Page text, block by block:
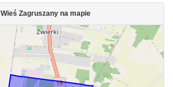
Wieś Zagruszany na mapie